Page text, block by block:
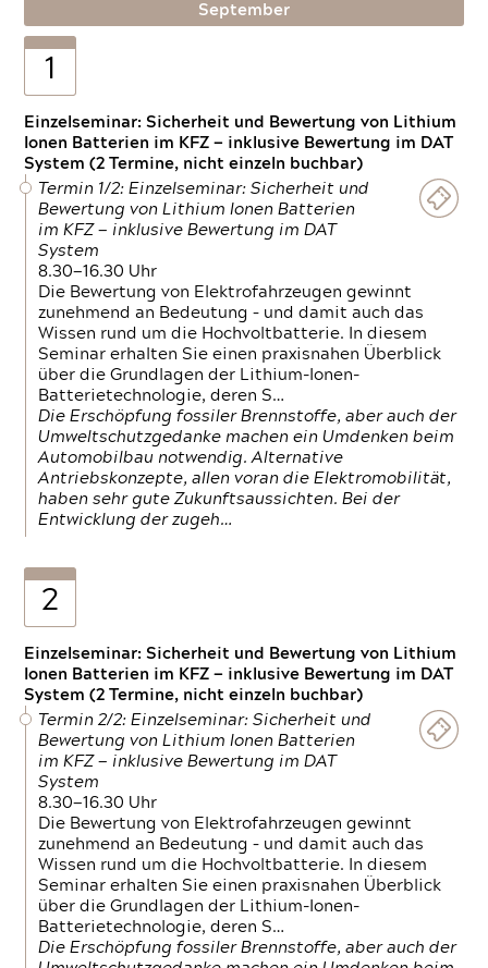
September
1
Einzelseminar: Sicherheit und Bewertung von Lithium
Ionen Batterien im KFZ — inklusive Bewertung im DAT
System (2 Termine, nicht einzeln buchbar)
Termin 1/2: Einzelseminar: Sicherheit und
Bewertung von Lithium Ionen Batterien
im KFZ — inklusive Bewertung im DAT
System
8.30—16.30 Uhr
Die Bewertung von Elektrofahrzeugen gewinnt
zunehmend an Bedeutung – und damit auch das
Wissen rund um die Hochvoltbatterie. In diesem
Seminar erhalten Sie einen praxisnahen Überblick
über die Grundlagen der Lithium-Ionen-
Batterietechnologie, deren S…
Die Erschöpfung fossiler Brennstoffe, aber auch der
Umweltschutzgedanke machen ein Umdenken beim
Automobilbau notwendig. Alternative
Antriebskonzepte, allen voran die Elektromobilität,
haben sehr gute Zukunftsaussichten. Bei der
Entwicklung der zugeh…
2
Einzelseminar: Sicherheit und Bewertung von Lithium
Ionen Batterien im KFZ — inklusive Bewertung im DAT
System (2 Termine, nicht einzeln buchbar)
Termin 2/2: Einzelseminar: Sicherheit und
Bewertung von Lithium Ionen Batterien
im KFZ — inklusive Bewertung im DAT
System
8.30—16.30 Uhr
Die Bewertung von Elektrofahrzeugen gewinnt
zunehmend an Bedeutung – und damit auch das
Wissen rund um die Hochvoltbatterie. In diesem
Seminar erhalten Sie einen praxisnahen Überblick
über die Grundlagen der Lithium-Ionen-
Batterietechnologie, deren S…
Die Erschöpfung fossiler Brennstoffe, aber auch der